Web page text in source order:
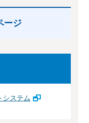
ージ
システム